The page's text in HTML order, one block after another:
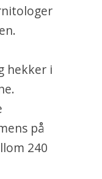
hekker i
på
240